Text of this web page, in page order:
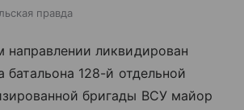
правда
ликвидирован
батальона 128-й отдельной
бригады ВСУ майор